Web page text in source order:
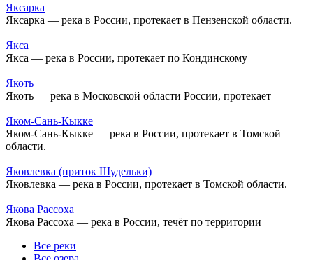
Яксарка
Яксарка — река в России, протекает в Пензенской области.
Якса
Якса — река в России, протекает по Кондинскому
Якоть
Якоть — река в Московской области России, протекает
Яком-Сань-Кыкке
Яком-Сань-Кыкке — река в России, протекает в Томской
области.
Яковлевка (приток Шудельки)
Яковлевка — река в России, протекает в Томской области.
Якова Рассоха
Якова Рассоха — река в России, течёт по территории
Все реки